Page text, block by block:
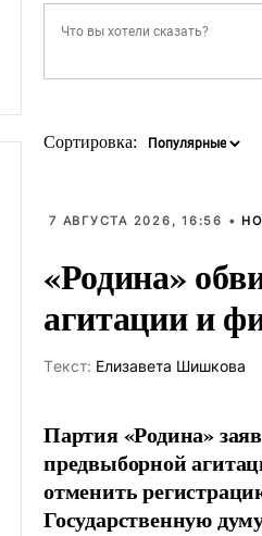
Сортировка:
7 АВГУСТА 2026, 16:56 •
«Родина»
агитации и
Tекст: Елизавета Шишкова
Партия «Родина»
предвыборной
отменить
Государственную